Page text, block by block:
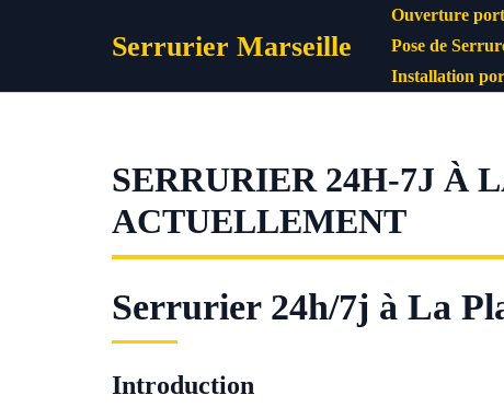
Serrurier Marseille
Ouverture
Pose de
Installation
SERRURIER 24H-7J À
ACTUELLEMENT
Serrurier 24h/7j à La
Introduction